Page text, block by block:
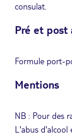
consulat.
Pré et post
Formule port-
Mentions
NB : Pour des
L'abus d'alcool